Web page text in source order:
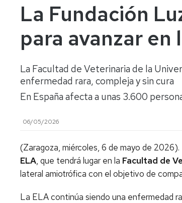
La Fundación
para avanzar
La Facultad de Veterinaria de la
enfermedad rara, compleja y sin cura
En España afecta a unas 3.600
06/05/2026
(Zaragoza, miércoles, 6 de mayo de
ELA, que tendrá lugar en la Facultad de
lateral amiotrófica con el objetivo de
La ELA continúa siendo una enfermedad